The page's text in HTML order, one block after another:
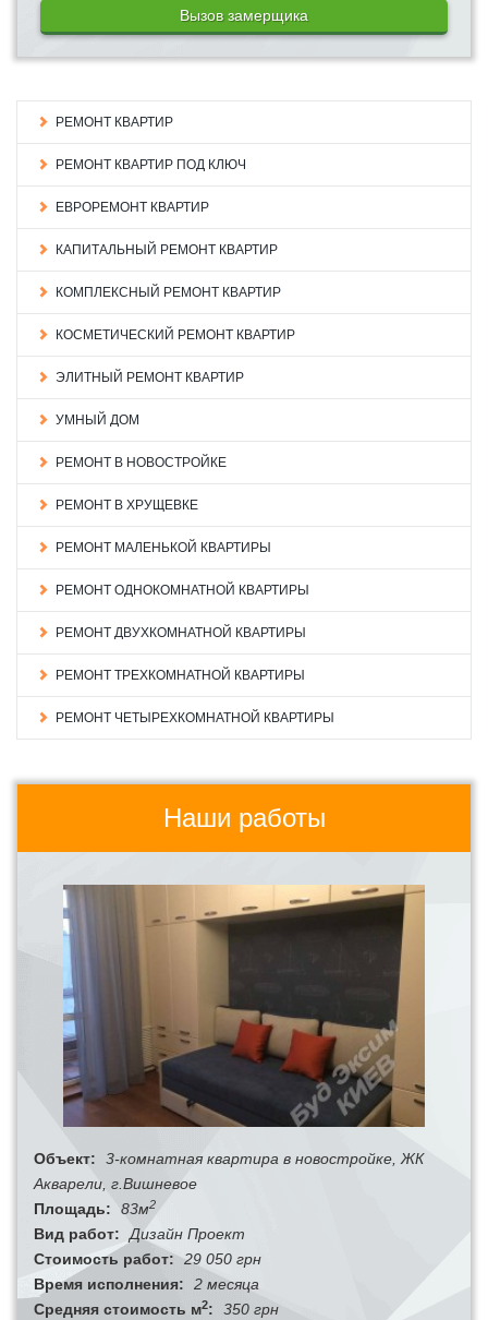
Вызов замерщика
РЕМОНТ КВАРТИР
РЕМОНТ КВАРТИР ПОД КЛЮЧ
ЕВРОРЕМОНТ КВАРТИР
КАПИТАЛЬНЫЙ РЕМОНТ КВАРТИР
КОМПЛЕКСНЫЙ РЕМОНТ КВАРТИР
КОСМЕТИЧЕСКИЙ РЕМОНТ КВАРТИР
ЭЛИТНЫЙ РЕМОНТ КВАРТИР
УМНЫЙ ДОМ
РЕМОНТ В НОВОСТРОЙКЕ
РЕМОНТ В ХРУЩЕВКЕ
РЕМОНТ МАЛЕНЬКОЙ КВАРТИРЫ
РЕМОНТ ОДНОКОМНАТНОЙ КВАРТИРЫ
РЕМОНТ ДВУХКОМНАТНОЙ КВАРТИРЫ
РЕМОНТ ТРЕХКОМНАТНОЙ КВАРТИРЫ
РЕМОНТ ЧЕТЫРЕХКОМНАТНОЙ КВАРТИРЫ
Наши работы
Объект:
3-комнатная квартира в новостройке, ЖК
Акварели, г.Вишневое
Площадь:
83м2
Вид работ:
Дизайн Проект
Стоимость работ: 29 050 грн
Время исполнения:
2 месяца
Средняя стоимость м2: 350 грн